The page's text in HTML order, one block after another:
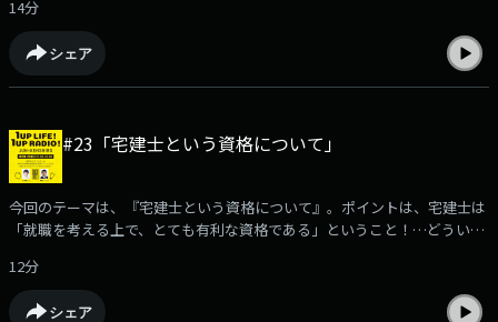
あるので、「節税」についても詳しく解説したあと、「複業」についても
わかりやすく説明していきます。詳しくはポッドキャストでチェック！
14分
シェア
#23「宅建士という資格について」
今回のテーマは、『宅建士という資格について』。ポイントは、宅建士は
「就職を考える上で、とても有利な資格である」ということ！…どういう
12分
シェア